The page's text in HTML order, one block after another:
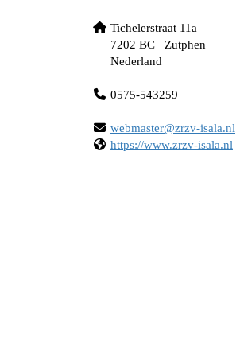
Tichelerstraat 11a
7202 BC Zutphen
Nederland
0575-543259
retsambew@zrzv-isala.nl
https://www.zrzv-isala.nl